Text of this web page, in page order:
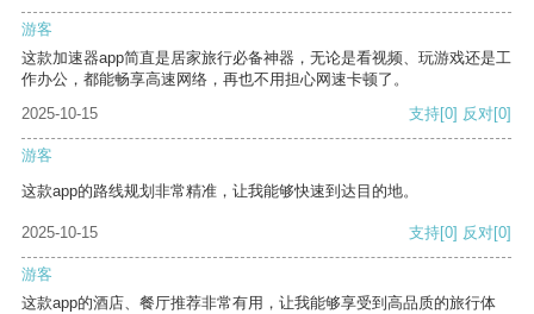
游客
这款加速器app简直是居家旅行必备神器，无论是看视频、玩游戏还是工
作办公，都能畅享高速网络，再也不用担心网速卡顿了。
2025-10-15
支持[0] 反对[0]
游客
这款app的路线规划非常精准，让我能够快速到达目的地。
2025-10-15 支持[0] 反对[0]
游客
这款app的酒店、餐厅推荐非常有用，让我能够享受到高品质的旅行体